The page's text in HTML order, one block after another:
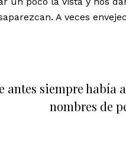
A veces
antes siempre había
nombres de